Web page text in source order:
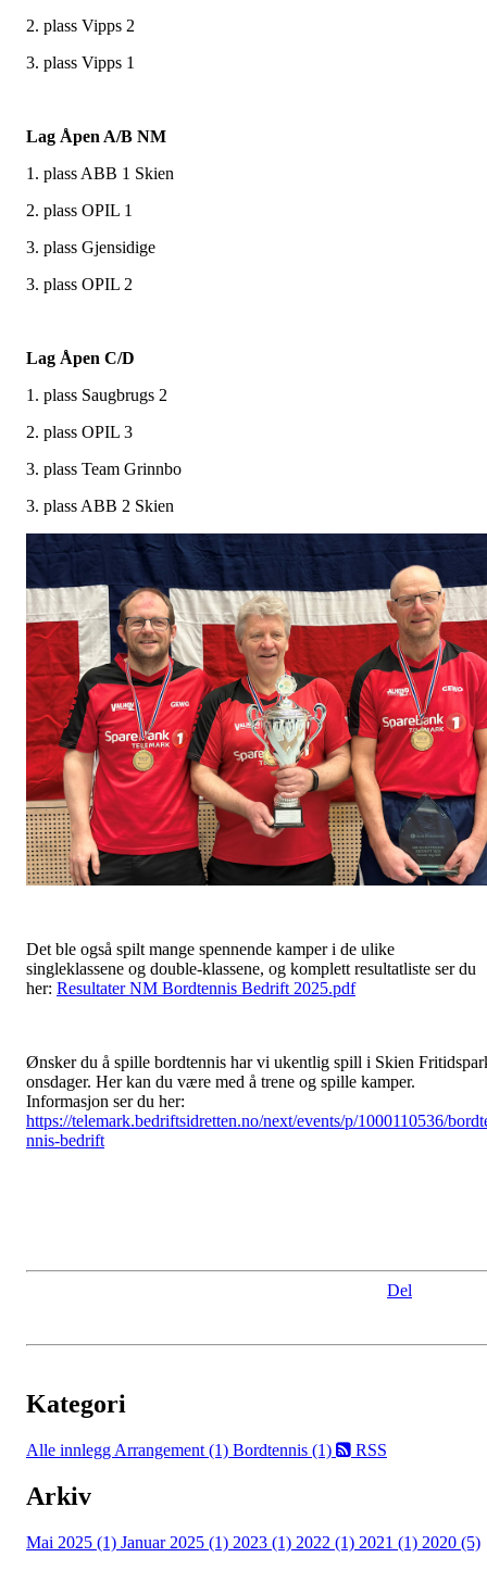
2. plass Vipps 2
3. plass Vipps 1
Lag Åpen A/B NM
1. plass ABB 1 Skien
2. plass OPIL 1
3. plass Gjensidige
3. plass OPIL 2
Lag Åpen C/D
1. plass Saugbrugs 2
2. plass OPIL 3
3. plass Team Grinnbo
3. plass ABB 2 Skien
Det ble også spilt mange spennende kamper i de ulike
singleklassene og double-klassene, og komplett resultatliste ser du
her: Resultater NM Bordtennis Bedrift 2025.pdf
Ønsker du å spille bordtennis har vi ukentlig spill i Skien
onsdager. Her kan du være med å trene og spille kamper.
Informasjon ser du her:
https://telemark.bedriftsidretten.no/next/events/p/1000110536/
nnis-bedrift
Del
Kategori
Alle innlegg Arrangement (1) Bordtennis (1) RSS
Arkiv
Mai 2025 (1) Januar 2025 (1) 2023 (1) 2022 (1) 2021 (1) 2020 (5)